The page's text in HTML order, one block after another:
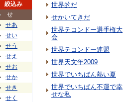
絞込み
せ
せあ
せい
せう
せえ
せお
せか
せき
せく
世界的だ
せかいてきだ
世界テコンドー選手権大
会
世界テコンドー連盟
世界天文年2009
世界でいちばん熱い夏
世界でいちばん不運で幸
せな私